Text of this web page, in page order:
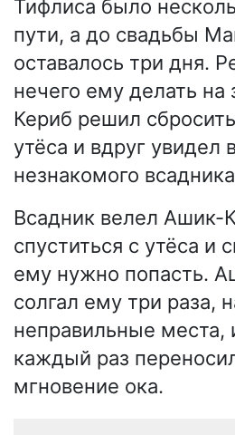
Тифлиса было
пути, а до свадьбы
оставалось три дня.
нечего ему делать
Кериб решил
утёса и вдруг увидел
незнакомого
Всадник велел Ашик-
спуститься с утёса и
ему нужно попасть.
солгал ему три раза,
неправильные места,
каждый раз
мгновение ока.